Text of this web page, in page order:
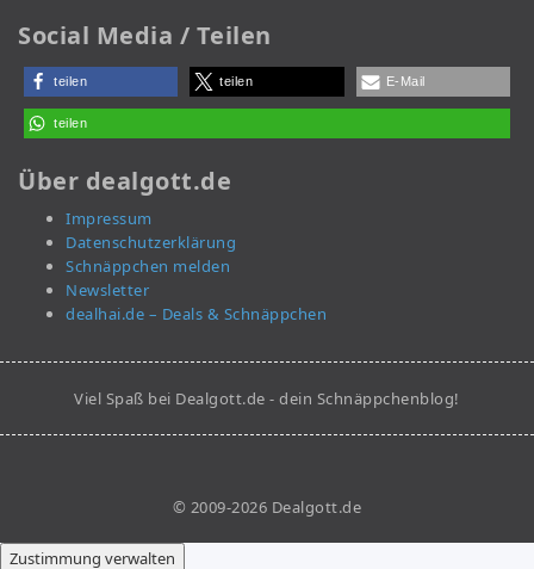
Social Media / Teilen
teilen teilen E-Mail
teilen
Über dealgott.de
Impressum
Datenschutzerklärung
Schnäppchen melden
Newsletter
dealhai.de – Deals & Schnäppchen
Viel Spaß bei Dealgott.de - dein Schnäppchenblog!
© 2009-2026 Dealgott.de
Zustimmung verwalten